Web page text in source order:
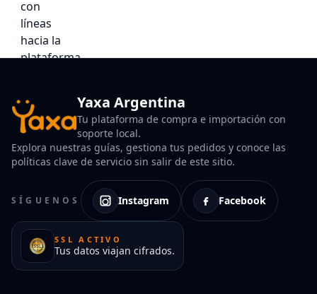
Yaxa Argentina
Tu plataforma de compra e importación con
soporte local.
Explora nuestras guías, gestiona tus pedidos y conoce las
políticas clave de servicio sin salir de este sitio.
SÍGUENOS Instagram Facebook
SSL ACTIVO
Tus datos viajan cifrados.